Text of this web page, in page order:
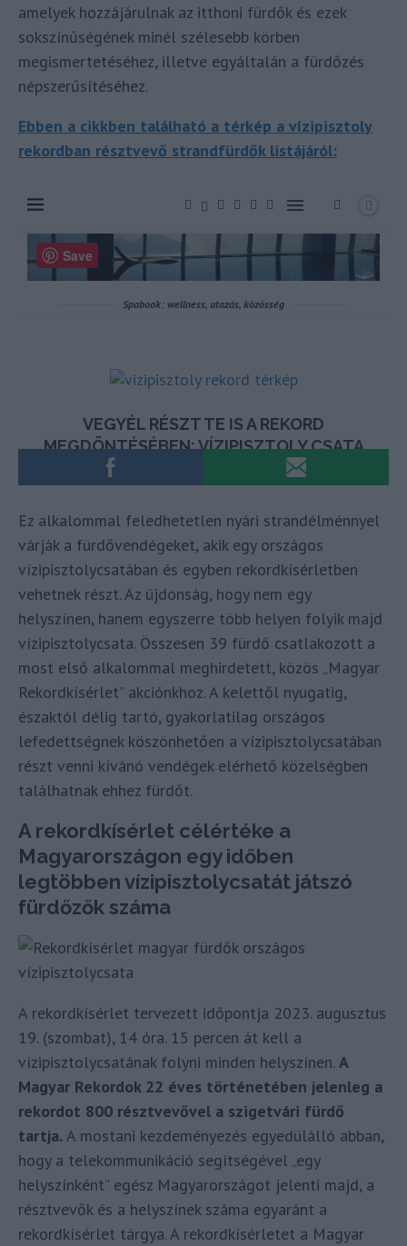
amelyek hozzájárulnak az itthoni fürdők és ezek
sokszínűségének minél szélesebb körben
megismertetéséhez, illetve egyáltalán a fürdőzés
népszerűsítéséhez.
Ebben a cikkben található a térkép a vízipisztoly
rekordban résztvevő strandfürdők listájáról:
Ez alkalommal feledhetetlen nyári strandélménnyel
várják a fürdővendégeket, akik egy országos
vízipisztolycsatában és egyben rekordkísérletben
vehetnek részt. Az újdonság, hogy nem egy
helyszínen, hanem egyszerre több helyen folyik majd
vízipisztolycsata. Összesen 39 fürdő csatlakozott a
most első alkalommal meghirdetett, közös „Magyar
Rekordkísérlet” akciónkhoz. A kelettől nyugatig,
északtól délig tartó, gyakorlatilag országos
lefedettségnek köszönhetően a vízipisztolycsatában
részt venni kívánó vendégek elérhető közelségben
találhatnak ehhez fürdőt.
A rekordkísérlet célértéke a
Magyarországon egy időben
legtöbben vízipisztolycsatát játszó
fürdőzők száma
A rekordkísérlet tervezett időpontja 2023. augusztus
19. (szombat), 14 óra. 15 percen át kell a
vízipisztolycsatának folyni minden helyszínen. A
Magyar Rekordok 22 éves történetében jelenleg a
rekordot 800 résztvevővel a szigetvári fürdő
tartja. A mostani kezdeményezés egyedülálló abban,
hogy a telekommunikáció segítségével „egy
helyszínként” egész Magyarországot jelenti majd, a
résztvevők és a helyszínek száma egyaránt a
rekordkísérlet tárgya. A rekordkísérletet a Magyar